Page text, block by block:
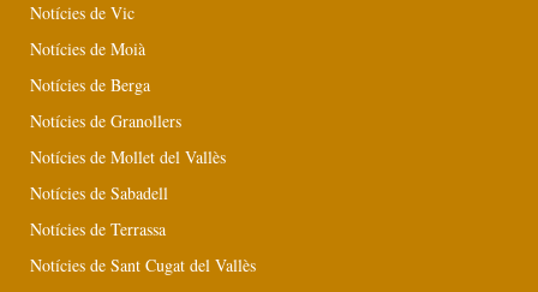
Notícies de Vic
Notícies de Moià
Notícies de Berga
Notícies de Granollers
Notícies de Mollet del Vallès
Notícies de Sabadell
Notícies de Terrassa
Notícies de Sant Cugat del Vallès